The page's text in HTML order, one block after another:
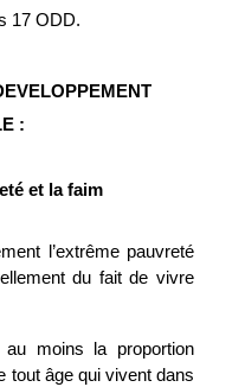
17 ODD.
:
et la faim
l’extrême pauvreté
du fait de vivre
moins la proportion
tout âge qui vivent dans